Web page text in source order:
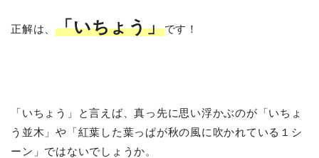
正解は、「いちょう」です！
「いちょう」と言えば、真っ先に思い浮かぶのが「いちょ
う並木」や「紅葉した葉っぱが秋の風に吹かれている１シ
ーン」ではないでしょうか。